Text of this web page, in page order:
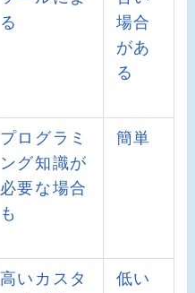
る
場合
があ
る
プログラミ
ング知識が
必要な場合
も
簡単
高いカスタ
低い